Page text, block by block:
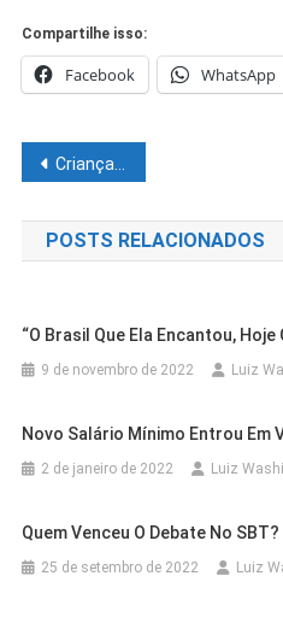
Compartilhe isso:
Facebook WhatsApp
Navegação
de
Post
Crianças das Casas Messe de Amor e Rosa Menina festejam o Natal com a Prefeita Suzana Ramos
POSTS RELACIONADOS
“O Brasil Que Ela Encantou,
9 de novembro de 2022 Luiz
Novo Salário Mínimo Entrou Em
2 de janeiro de 2022 Luiz
Quem Venceu O Debate No
25 de setembro de 2022 Luiz
NEAM De Casa
Cidades Outras
Exame
Cidades Outras